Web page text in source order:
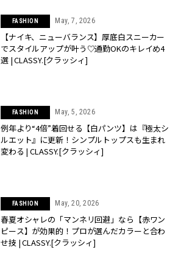
FASHION May, 7, 2026
【ナイキ、ニューバランス】厚底白スニーカー
でスタイルアップが叶う♡通勤OKのキレイめ4
選 | CLASSY.[クラッシィ]
FASHION May, 5, 2026
例年より“4倍”着回せる【白パンツ】は『極太シ
ルエット』に更新！シンプルトップスも生まれ
変わる | CLASSY.[クラッシィ]
FASHION May, 20, 2026
春夏オシャレの「マンネリ回避」なら【赤ワン
ピース】が効果的！プロが選んだカラーと合わ
せ技 | CLASSY.[クラッシィ]